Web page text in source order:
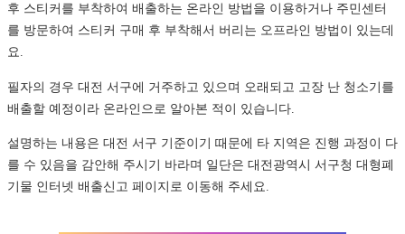
후 스티커를 부착하여 배출하는 온라인 방법을 이용하거나 주민센터
를 방문하여 스티커 구매 후 부착해서 버리는 오프라인 방법이 있는데
요.
필자의 경우 대전 서구에 거주하고 있으며 오래되고 고장 난 청소기를
배출할 예정이라 온라인으로 알아본 적이 있습니다.
설명하는 내용은 대전 서구 기준이기 때문에 타 지역은 진행 과정이 다
를 수 있음을 감안해 주시기 바라며 일단은 대전광역시 서구청 대형폐
기물 인터넷 배출신고 페이지로 이동해 주세요.